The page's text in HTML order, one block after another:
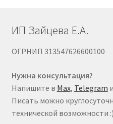
ИП Зайцева Е.А.
ОГРНИП 313547626600100
Нужна консультация?
Напишите в Max, Telegram
Писать можно
технической возможности :)